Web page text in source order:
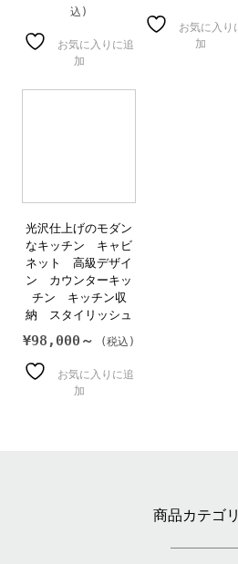
お気に入りに追
加
お気に入り
加
光沢仕上げのモダン
なキッチン キャビ
ネット 高級デザイ
ン カウンターキッ
チン キッチン収
納 スタイリッシュ
¥98,000～
お気に入りに追
加
商品カテゴ